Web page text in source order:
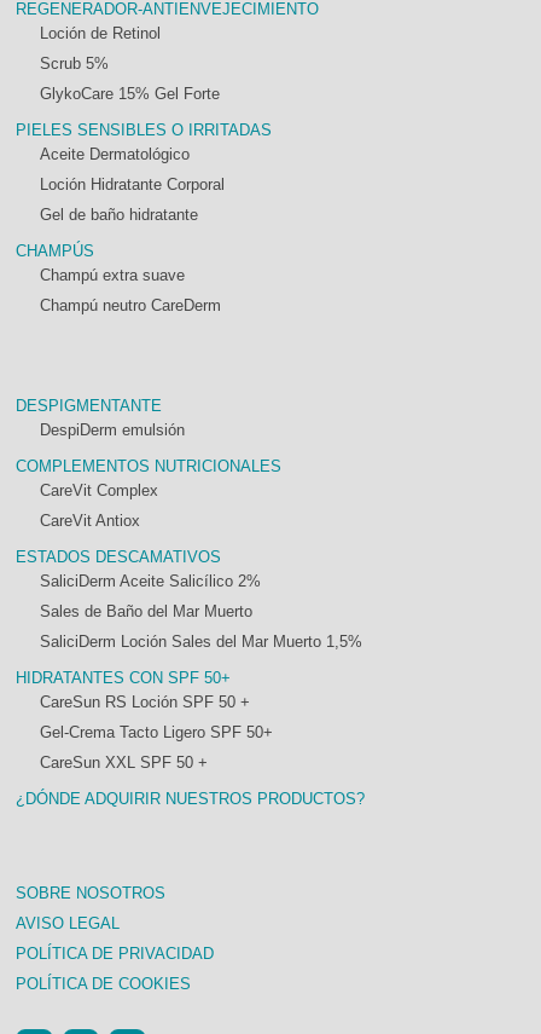
REGENERADOR-ANTIENVEJECIMIENTO
Loción de Retinol
Scrub 5%
GlykoCare 15% Gel Forte
PIELES SENSIBLES O IRRITADAS
Aceite Dermatológico
Loción Hidratante Corporal
Gel de baño hidratante
CHAMPÚS
Champú extra suave
Champú neutro CareDerm
DESPIGMENTANTE
DespiDerm emulsión
COMPLEMENTOS NUTRICIONALES
CareVit Complex
CareVit Antiox
ESTADOS DESCAMATIVOS
SaliciDerm Aceite Salicílico 2%
Sales de Baño del Mar Muerto
SaliciDerm Loción Sales del Mar Muerto 1,5%
HIDRATANTES CON SPF 50+
CareSun RS Loción SPF 50 +
Gel-Crema Tacto Ligero SPF 50+
CareSun XXL SPF 50 +
¿DÓNDE ADQUIRIR NUESTROS PRODUCTOS?
SOBRE NOSOTROS
AVISO LEGAL
POLÍTICA DE PRIVACIDAD
POLÍTICA DE COOKIES